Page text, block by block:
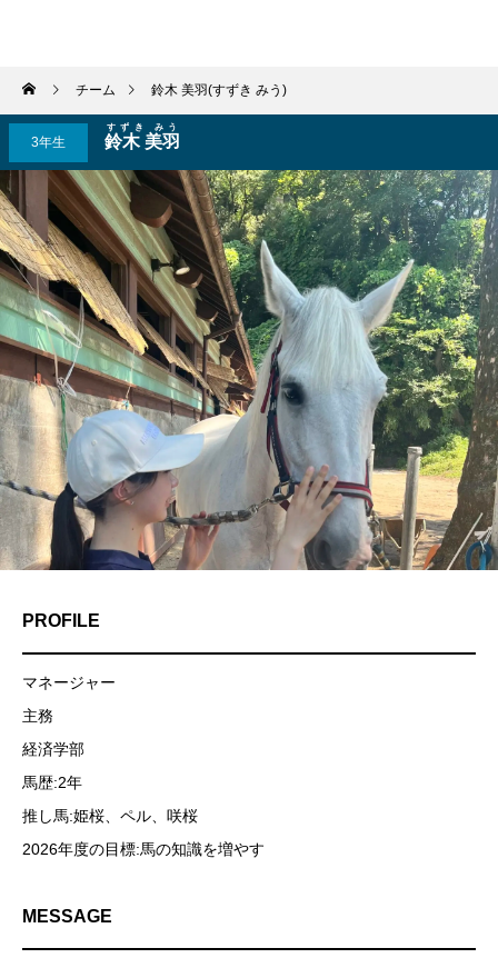
チーム 鈴木 美羽(すずき みう)
3年生 鈴木 美羽
すずき みう
PROFILE
マネージャー
主務
経済学部
馬歴:2年
推し馬:姫桜、ペル、咲桜
2026年度の目標:馬の知識を増やす
MESSAGE